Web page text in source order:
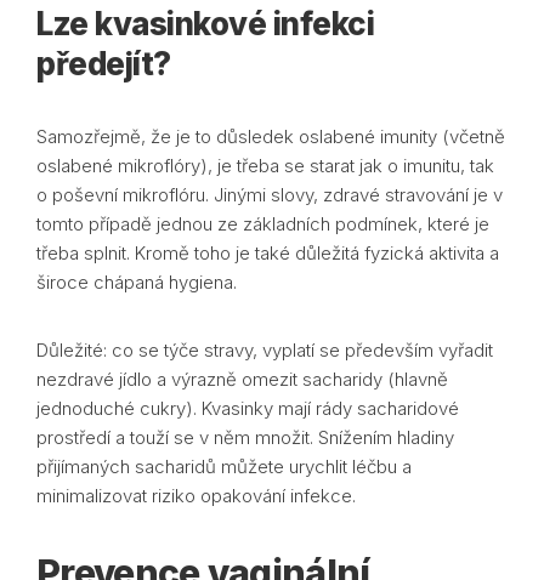
Lze kvasinkové infekci
předejít?
Samozřejmě, že je to důsledek oslabené imunity (včetně
oslabené mikroflóry), je třeba se starat jak o imunitu, tak
o poševní mikroflóru. Jinými slovy, zdravé stravování je v
tomto případě jednou ze základních podmínek, které je
třeba splnit. Kromě toho je také důležitá fyzická aktivita a
široce chápaná hygiena.
Důležité: co se týče stravy, vyplatí se především vyřadit
nezdravé jídlo a výrazně omezit sacharidy (hlavně
jednoduché cukry). Kvasinky mají rády sacharidové
prostředí a touží se v něm množit. Snížením hladiny
přijímaných sacharidů můžete urychlit léčbu a
minimalizovat riziko opakování infekce.